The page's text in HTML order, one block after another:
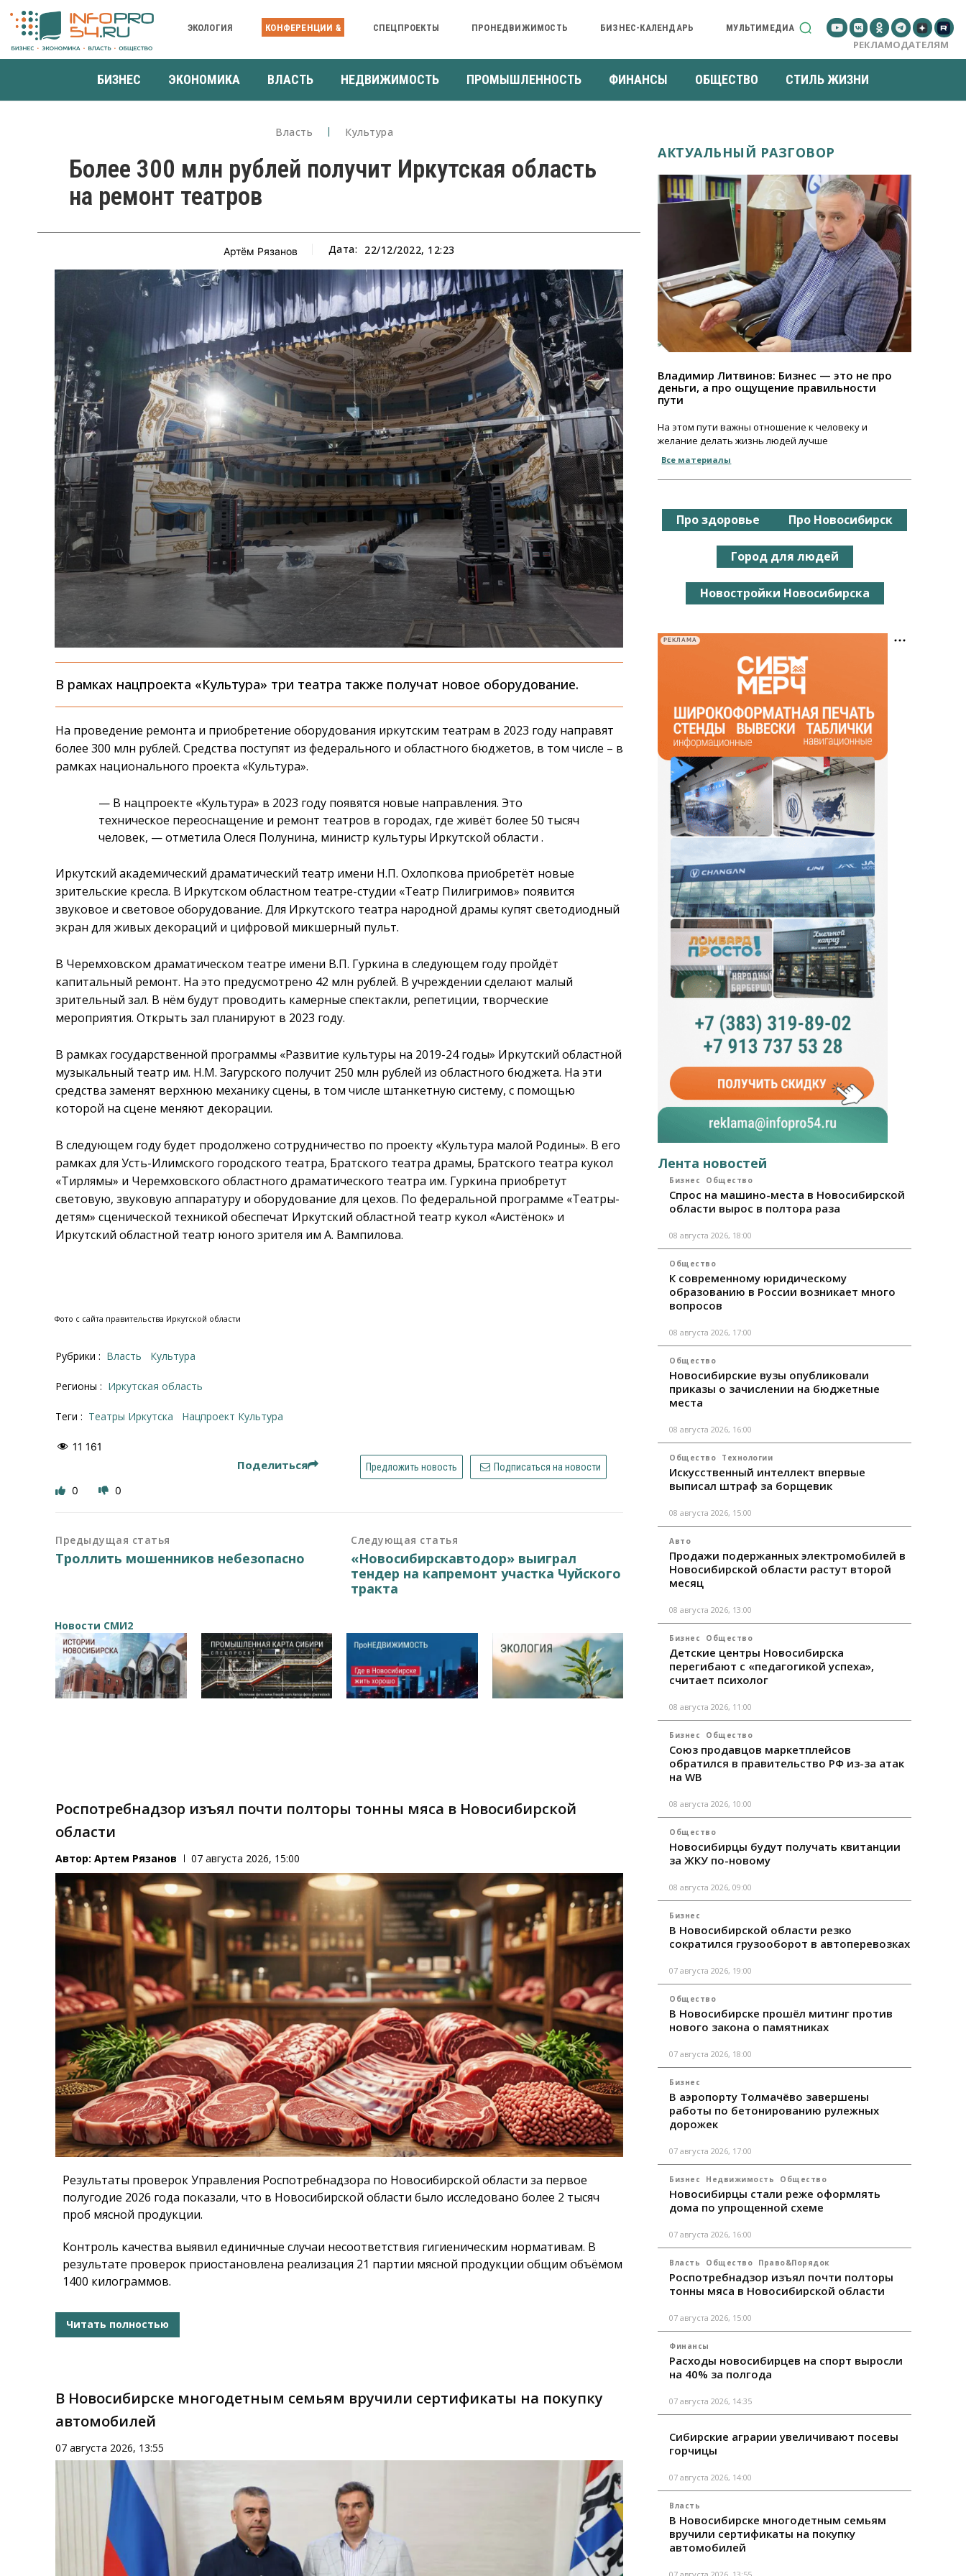
ЭКОЛОГИЯ КОНФЕРЕНЦИИ & СПЕЦПРОЕКТЫ ПРОНЕДВИЖИМОСТЬ БИЗНЕС-КАЛЕНДАРЬ МУЛЬТИМЕДИА
РЕКЛАМОДАТЕЛЯМ
БИЗНЕС ЭКОНОМИКА ВЛАСТЬ НЕДВИЖИМОСТЬ ПРОМЫШЛЕННОСТЬ ФИНАНСЫ ОБЩЕСТВО СТИЛЬ ЖИЗНИ
Власть Культура
Более 300 млн рублей получит Иркутская область
на ремонт театров
Артём Рязанов Дата: 22/12/2022, 12:23
В рамках нацпроекта «Культура» три театра также получат новое оборудование.
На проведение ремонта и приобретение оборудования иркутским театрам в 2023 году направят
более 300 млн рублей. Средства поступят из федерального и областного бюджетов, в том числе – в
рамках национального проекта «Культура».
— В нацпроекте «Культура» в 2023 году появятся новые направления. Это
техническое переоснащение и ремонт театров в городах, где живёт более 50 тысяч
человек, — отметила Олеся Полунина, министр культуры Иркутской области .
Иркутский академический драматический театр имени Н.П. Охлопкова приобретёт новые
зрительские кресла. В Иркутском областном театре-студии «Театр Пилигримов» появится
звуковое и световое оборудование. Для Иркутского театра народной драмы купят светодиодный
экран для живых декораций и цифровой микшерный пульт.
В Черемховском драматическом театре имени В.П. Гуркина в следующем году пройдёт
капитальный ремонт. На это предусмотрено 42 млн рублей. В учреждении сделают малый
зрительный зал. В нём будут проводить камерные спектакли, репетиции, творческие
мероприятия. Открыть зал планируют в 2023 году.
В рамках государственной программы «Развитие культуры на 2019-24 годы» Иркутский областной
музыкальный театр им. Н.М. Загурского получит 250 млн рублей из областного бюджета. На эти
средства заменят верхнюю механику сцены, в том числе штанкетную систему, с помощью
которой на сцене меняют декорации.
В следующем году будет продолжено сотрудничество по проекту «Культура малой Родины». В его
рамках для Усть-Илимского городского театра, Братского театра драмы, Братского театра кукол
«Тирлямы» и Черемховского областного драматического театра им. Гуркина приобретут
световую, звуковую аппаратуру и оборудование для цехов. По федеральной программе «Театры-
детям» сценической техникой обеспечат Иркутский областной театр кукол «Аистёнок» и
Иркутский областной театр юного зрителя им А. Вампилова.
Фото с сайта правительства Иркутской области
Рубрики : Власть Культура
Регионы : Иркутская область
Теги : театры Иркутска нацпроект Культура
11 161
Поделиться Предложить новость Подписаться на новости
0 0
Предыдущая статья
Троллить мошенников небезопасно
Следующая статья
«Новосибирскавтодор» выиграл
тендер на капремонт участка Чуйского
тракта
Новости СМИ2
Роспотребнадзор изъял почти полторы тонны мяса в Новосибирской
области
Автор:Артем Рязанов 07 августа 2026, 15:00
Результаты проверок Управления Роспотребнадзора по Новосибирской области за первое
полугодие 2026 года показали, что в Новосибирской области было исследовано более 2 тысяч
проб мясной продукции.
Контроль качества выявил единичные случаи несоответствия гигиеническим нормативам. В
результате проверок приостановлена реализация 21 партии мясной продукции общим объёмом
1400 килограммов.
Читать полностью
В Новосибирске многодетным семьям вручили сертификаты на покупку
автомобилей
07 августа 2026, 13:55
АКТУАЛЬНЫЙ РАЗГОВОР
Владимир Литвинов: Бизнес — это не про
деньги, а про ощущение правильности
пути
На этом пути важны отношение к человеку и
желание делать жизнь людей лучше
Все материалы
Про здоровье Про Новосибирск
Город для людей
Новостройки Новосибирска
РЕКЛАМА
Лента новостей
Бизнес Общество
Спрос на машино-места в Новосибирской
области вырос в полтора раза
08 августа 2026, 18:00
Общество
К современному юридическому
образованию в России возникает много
вопросов
08 августа 2026, 17:00
Общество
Новосибирские вузы опубликовали
приказы о зачислении на бюджетные
места
08 августа 2026, 16:00
Общество Технологии
Искусственный интеллект впервые
выписал штраф за борщевик
08 августа 2026, 15:00
Авто
Продажи подержанных электромобилей в
Новосибирской области растут второй
месяц
08 августа 2026, 13:00
Бизнес Общество
Детские центры Новосибирска
перегибают с «педагогикой успеха»,
считает психолог
08 августа 2026, 11:00
Бизнес Общество
Союз продавцов маркетплейсов
обратился в правительство РФ из-за атак
на WB
08 августа 2026, 10:00
Общество
Новосибирцы будут получать квитанции
за ЖКУ по-новому
08 августа 2026, 09:00
Бизнес
В Новосибирской области резко
сократился грузооборот в автоперевозках
07 августа 2026, 19:00
Общество
В Новосибирске прошёл митинг против
нового закона о памятниках
07 августа 2026, 18:00
Бизнес
В аэропорту Толмачёво завершены
работы по бетонированию рулежных
дорожек
07 августа 2026, 17:00
Бизнес Недвижимость Общество
Новосибирцы стали реже оформлять
дома по упрощенной схеме
07 августа 2026, 16:00
Власть Общество Право&Порядок
Роспотребнадзор изъял почти полторы
тонны мяса в Новосибирской области
07 августа 2026, 15:00
Финансы
Расходы новосибирцев на спорт выросли
на 40% за полгода
07 августа 2026, 14:35
Сибирские аграрии увеличивают посевы
горчицы
07 августа 2026, 14:00
Власть
В Новосибирске многодетным семьям
вручили сертификаты на покупку
автомобилей